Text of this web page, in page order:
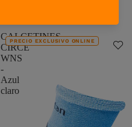
CALCETINES
CIRCE
WNS
-
Azul
claro
PRECIO EXCLUSIVO ONLINE